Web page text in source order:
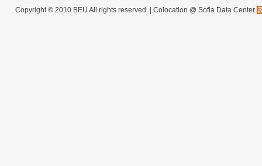
Copyright © 2010 BEU All rights reserved. | Colocation @ Sofia Data Center